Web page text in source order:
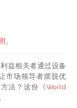
。
益相关者通过设备
市场领导者摆脱优
法？这份《World